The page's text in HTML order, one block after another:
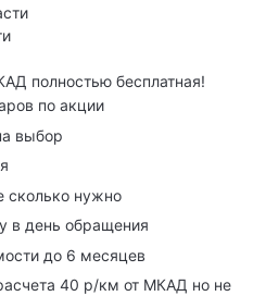
полностью бесплатная!
по акции
выбор
сколько нужно
в день обращения
до 6 месяцев
40 р/км от МКАД но не